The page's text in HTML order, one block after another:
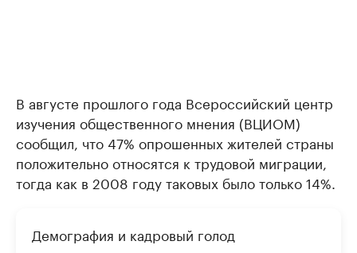
В августе прошлого года Всероссийский центр
изучения общественного мнения (ВЦИОМ)
сообщил, что 47% опрошенных жителей страны
положительно относятся к трудовой миграции,
тогда как в 2008 году таковых было только 14%.
Демография и кадровый голод